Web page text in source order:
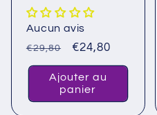
Aucun avis
Prix
habituel
€29,80
Prix
promotionnel
€24,80
Ajouter au
panier